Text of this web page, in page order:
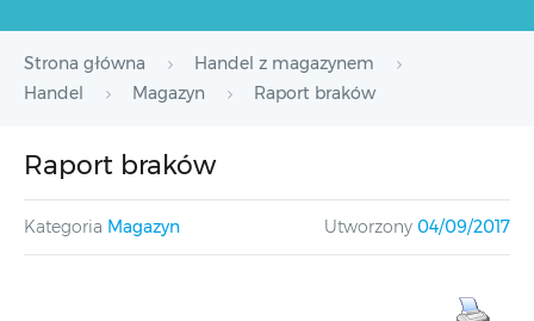
Strona główna
Handel z magazynem
Handel
Magazyn Raport braków
Raport braków
Kategoria Magazyn Utworzony 04/09/2017